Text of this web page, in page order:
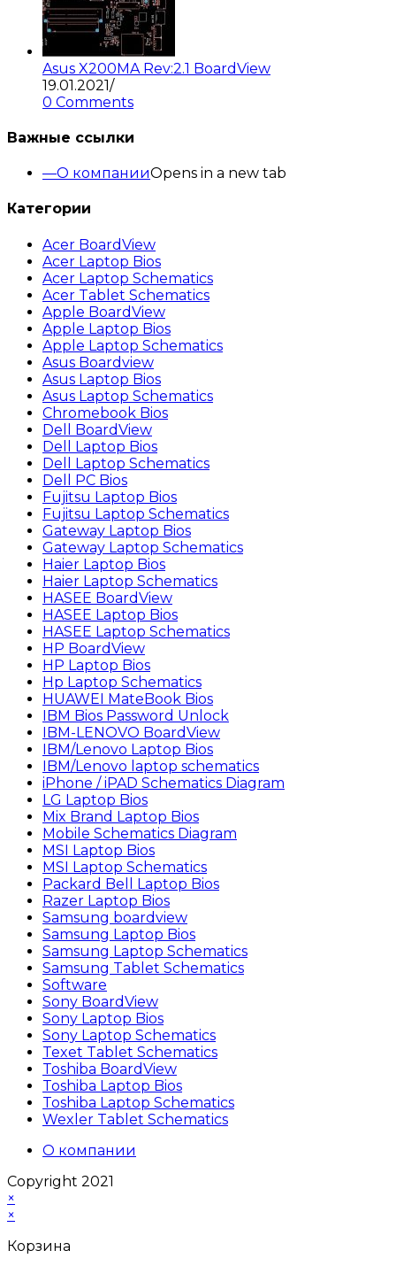
Asus X200MA Rev:2.1 BoardView
19.01.2021/
0 Comments
Важные ссылки
О компанииOpens in a new tab
Категории
Acer BoardView
Acer Laptop Bios
Acer Laptop Schematics
Acer Tablet Schematics
Apple BoardView
Apple Laptop Bios
Apple Laptop Schematics
Asus Boardview
Asus Laptop Bios
Asus Laptop Schematics
Chromebook Bios
Dell BoardView
Dell Laptop Bios
Dell Laptop Schematics
Dell PC Bios
Fujitsu Laptop Bios
Fujitsu Laptop Schematics
Gateway Laptop Bios
Gateway Laptop Schematics
Haier Laptop Bios
Haier Laptop Schematics
HASEE BoardView
HASEE Laptop Bios
HASEE Laptop Schematics
HP BoardView
HP Laptop Bios
Hp Laptop Schematics
HUAWEI MateBook Bios
IBM Bios Password Unlock
IBM-LENOVO BoardView
IBM/Lenovo Laptop Bios
IBM/Lenovo laptop schematics
iPhone / iPAD Schematics Diagram
LG Laptop Bios
Mix Brand Laptop Bios
Mobile Schematics Diagram
MSI Laptop Bios
MSI Laptop Schematics
Packard Bell Laptop Bios
Razer Laptop Bios
Samsung boardview
Samsung Laptop Bios
Samsung Laptop Schematics
Samsung Tablet Schematics
Software
Sony BoardView
Sony Laptop Bios
Sony Laptop Schematics
Texet Tablet Schematics
Toshiba BoardView
Toshiba Laptop Bios
Toshiba Laptop Schematics
Wexler Tablet Schematics
О компании
Copyright 2021
×
×
Корзина